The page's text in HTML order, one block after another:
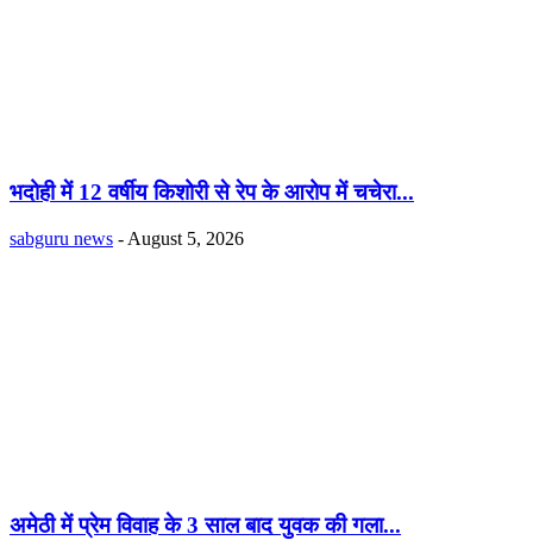
भदोही में 12 वर्षीय किशोरी से रेप के आरोप में चचेरा...
sabguru news - August 5, 2026
अमेठी में प्रेम विवाह के 3 साल बाद युवक की गला...